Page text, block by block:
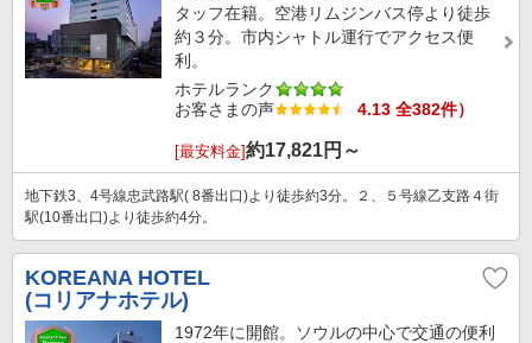
タッフ在籍。空港リムジンバス停より徒歩
約３分。市内シャトル運行でアクセス便
利。
ホテルランク
お客さまの声
4.13 全382件）
[最安料金]約17,821円～
地下鉄3、4号線忠武路駅( 8番出口)より徒歩約3分。２、５号線乙支路４街
駅(10番出口)より徒歩約4分。
KOREANA HOTEL
(コリアナホテル)
1972年に開館。ソウルの中心で交通の便利